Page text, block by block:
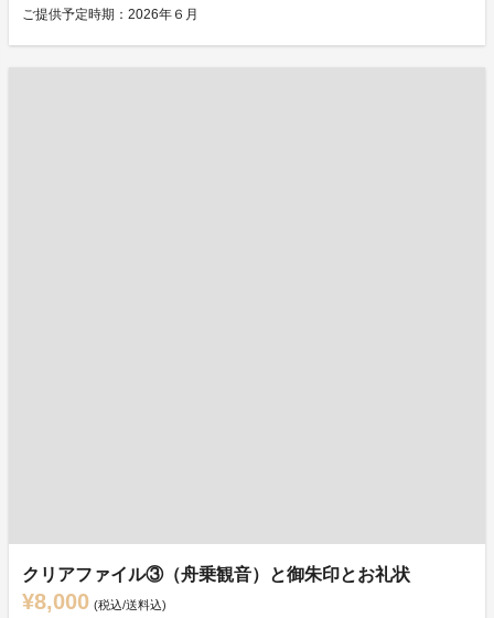
ご提供予定時期：2026年６月
クリアファイル③（舟乗観音）と御朱印とお礼状
¥8,000 (税込/送料込)